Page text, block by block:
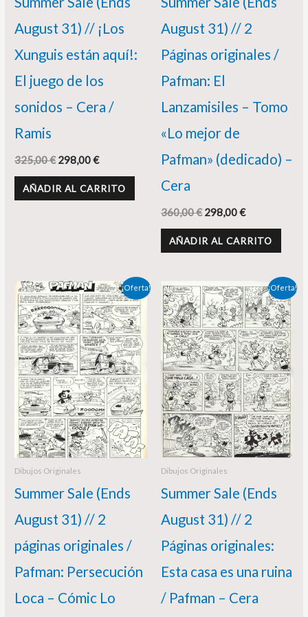
August 31) // ¡Los
Xunguis están aquí!:
El juego de los
sonidos – Cera /
Ramis
325,00€ 298,00€
AÑADIR AL CARRITO
August 31) // 2
Páginas originales /
Pafman: El
Lanzamisiles – Tomo
«Lo mejor de
Pafman» (dedicado) –
Cera
360,00€ 298,00€
AÑADIR AL CARRITO
¡Oferta!
Dibujos Originales
Summer Sale (Ends
August 31) // 2
páginas originales /
Pafman: Persecución
Loca – Cómic Lo
El
precio
original
era:
350,00 €.
El
precio
actual
es:
310,00 €.
¡Oferta!
Dibujos Originales
Summer Sale (Ends
August 31) // 2
Páginas originales:
Esta casa es una ruina
/ Pafman – Cera
El
precio
original
era:
340,00 €.
El
precio
actual
es:
300,00 €.